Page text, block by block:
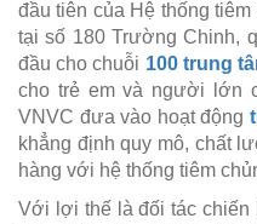
đầu tiên của Hệ thống
tại số 180 Trường Chinh,
đầu cho chuỗi 100 trung
cho trẻ em và người lớn
VNVC đưa vào hoạt động
khẳng định quy mô, chất
hàng với hệ thống tiêm
Với lợi thế là đối tác chiến